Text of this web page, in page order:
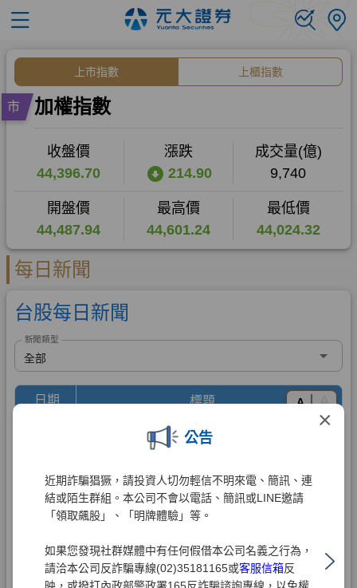
×
公告
近期詐騙猖獗，請投資人切勿輕信不明來電、簡訊、連
結或陌生群組。本公司不會以電話、簡訊或LINE邀請
「領取飆股」、「明牌體驗」等。
如果您發現社群媒體中有任何假借本公司名義之行為，
請洽本公司反詐騙專線(02)35181165或客服信箱反